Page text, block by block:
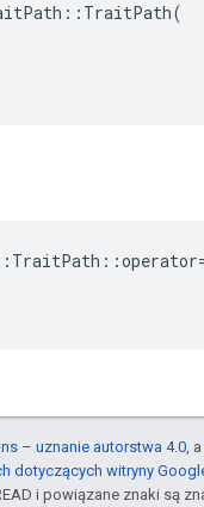
TraitPath ::operator
– uznanie autorstwa 4.0,
dotyczących witryny
i powiązane znaki są